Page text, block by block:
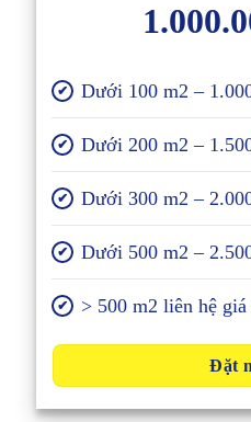
✔ Dưới 100 m2 –
✔ Dưới 200 m2 –
✔ Dưới 300 m2 –
✔ Dưới 500 m2 –
✔ > 500 m2 liên hệ
Đặt